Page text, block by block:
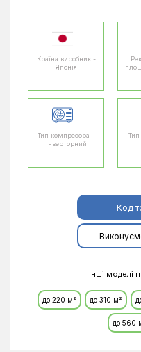
Країна виробник -
Японія
Тип компресора -
Інверторний
Тип
Код
Інші моделі
до 220 м² до 310 м²
до 560